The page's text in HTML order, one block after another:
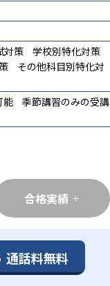
対策
学校別特化対策
その他科目別特化対
能
季節講習のみの受講
合格実績
通話料無料